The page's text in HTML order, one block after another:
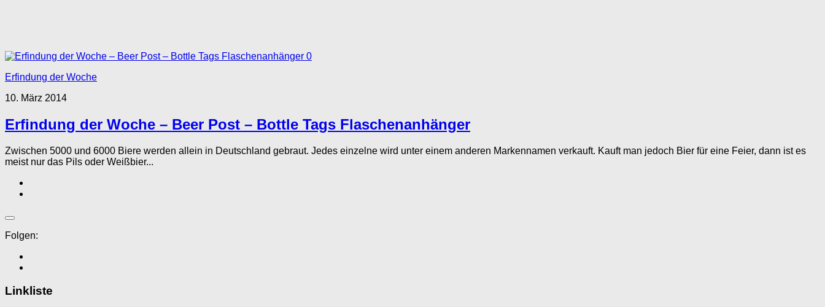
0
Erfindung der Woche
10. März 2014
Erfindung der Woche – Beer Post – Bottle Tags Flaschenanhänger
Zwischen 5000 und 6000 Biere werden allein in Deutschland gebraut. Jedes einzelne wird unter einem anderen Markennamen verkauft. Kauft man jedoch Bier für eine Feier, dann ist es
meist nur das Pils oder Weißbier...
Folgen:
Linkliste